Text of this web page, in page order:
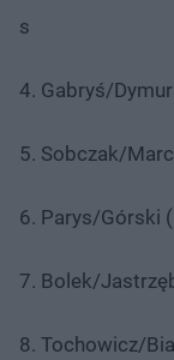
s
4. Gabryś/
5. Sobczak/
6. Parys/Górski
7. Bolek/
8. Tochowicz/